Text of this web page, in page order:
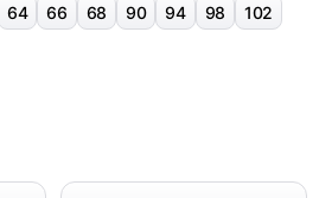
64 66 68 90 94 98
102